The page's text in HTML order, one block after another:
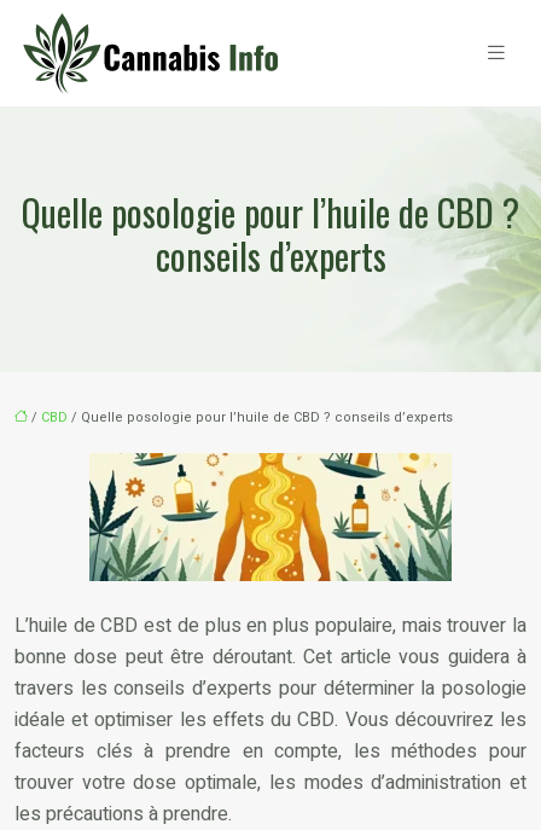
Quelle posologie pour l’huile de CBD ?
conseils d’experts
/ CBD / Quelle posologie pour l’huile de CBD ? conseils d’experts
L’huile de CBD est de plus en plus populaire, mais trouver la
bonne dose peut être déroutant. Cet article vous guidera à
travers les conseils d’experts pour déterminer la posologie
idéale et optimiser les effets du CBD. Vous découvrirez les
facteurs clés à prendre en compte, les méthodes pour
trouver votre dose optimale, les modes d’administration et
les précautions à prendre.